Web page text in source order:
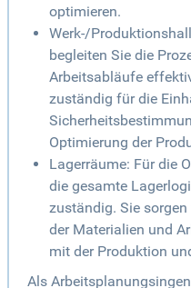
optimieren.
Werk-/
begleiten Sie die
Arbeitsabläufe
zuständig für die
Optimierung der
Lagerräume: Für die
die gesamte
zuständig. Sie
der Materialien und
mit der Produktion
Als